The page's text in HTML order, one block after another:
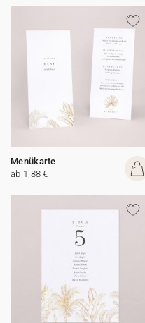
Menükarte
ab 1,88 €